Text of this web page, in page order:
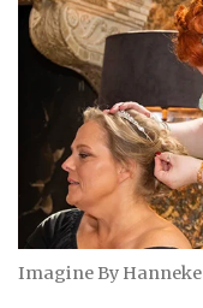
Imagine By Hanneke